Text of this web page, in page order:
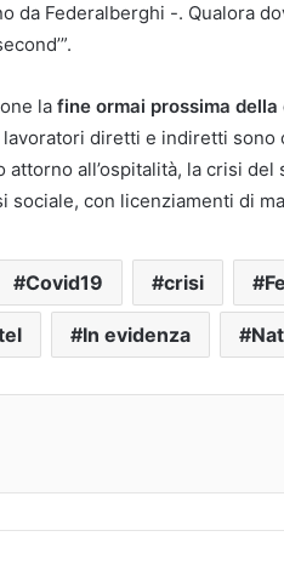
da Federalberghi -. Qualora
la fine ormai prossima
diretti e indiretti sono
attorno all’ospitalità, la crisi
sociale, con licenziamenti di
Covid19 crisi
In evidenza